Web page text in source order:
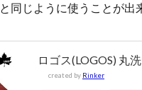
同じように使うことが出
ロゴス(LOGOS) 丸
created by Rinker